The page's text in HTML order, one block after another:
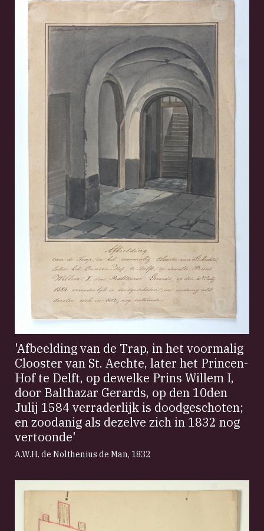
'Afbeelding van de Trap, in het voormalig
Clooster van St. Aechte, later het Princen-
Hof te Delft, op dewelke Prins Willem I,
door Balthazar Gerards, op den 10den
Julij 1584 verraderlijk is doodgeschoten;
en zoodanig als dezelve zich in 1832 nog
vertoonde'
A.W.H. de Nolthenius de Man, 1832